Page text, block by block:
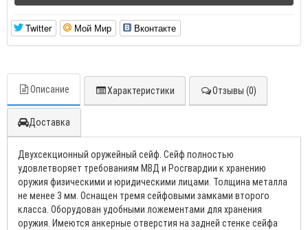
Twitter Мой Мир Вконтакте
Описание Характеристики Отзывы (0)
Доставка
Двухсекционный оружейный сейф. Сейф полностью
удовлетворяет требованиям МВД и Росгвардии к хранению
оружия физическими и юридическими лицами. Толщина металла
не менее 3 мм. Оснащен тремя сейфовыми замками второго
класса. Оборудован удобными ложементами для хранения
оружия. Имеются анкерные отверстия на задней стенке сейфа